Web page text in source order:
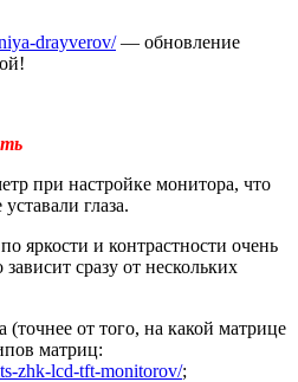
drayverov/— обновление
при настройке монитора, что
глаза.
яркости и контрастности очень
сразу от нескольких
от того, на какой матрице
матриц:
zhk-lcd-tft-monitorov/;